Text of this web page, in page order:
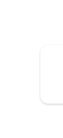
交通
龙寺
静的